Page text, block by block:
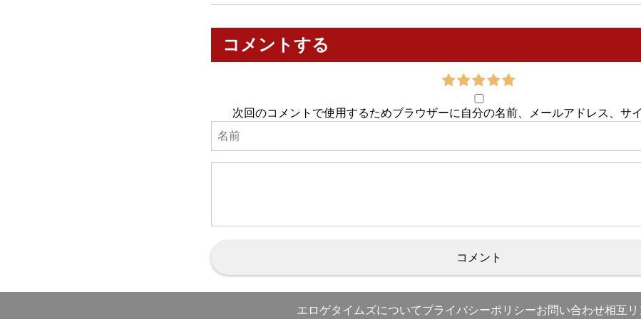
コメントする
次回のコメントで使用するためブラウザーに自分の名前、メールアドレス、サ
エロゲタイムズについてプライバシーポリシーお問い合わせ相互リ